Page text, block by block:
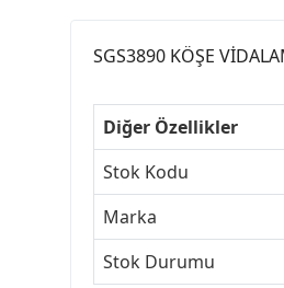
SGS3890 KÖŞE
Diğer Özellikler
Stok Kodu
Marka
Stok Durumu